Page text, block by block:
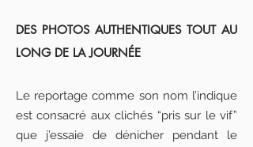
DES PHOTOS AUTHENTIQUES TOUT AU
LONG DE LA JOURNÉE
Le reportage comme son nom l’indique
est consacré aux clichés “pris sur le vif”
que j’essaie de dénicher pendant le